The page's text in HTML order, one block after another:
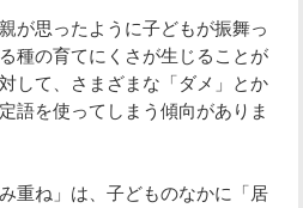
が思ったように子どもが振舞っ
種の育てにくさが生じることが
して、さまざまな「ダメ」とか
語を使ってしまう傾向がありま
重ね」は、子どものなかに「居